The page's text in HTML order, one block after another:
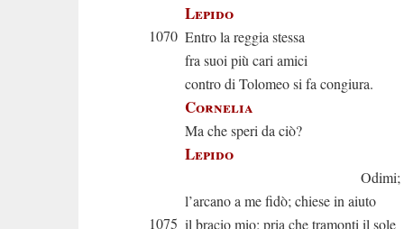
Lepido
1070 Entro la reggia stessa
fra suoi più cari amici
contro di Tolomeo si fa congiura.
Cornelia
Ma che speri da ciò?
Lepido
Odimi;
l’arcano a me fidò; chiese in aiuto
1075 il bracio mio; pria che tramonti il sole